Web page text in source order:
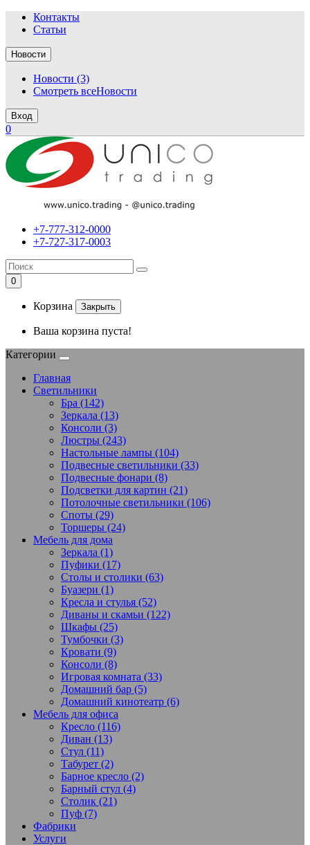
Контакты
Статьи
Новости
Новости (3)
Смотреть всеНовости
Вход
0
+7-777-312-0000
+7-727-317-0003
0
Корзина Закрыть
Ваша корзина пуста!
Категории
Главная
Светильники
Бра (142)
Зеркала (13)
Консоли (3)
Люстры (243)
Настольные лампы (104)
Подвесные светильники (33)
Подвесные фонари (8)
Подсветки для картин (21)
Потолочные светильники (106)
Споты (29)
Торшеры (24)
Мебель для дома
Зеркала (1)
Пуфики (17)
Столы и столики (63)
Буазери (1)
Кресла и стулья (52)
Диваны и скамьи (122)
Шкафы (25)
Тумбочки (3)
Кровати (9)
Консоли (8)
Игровая комната (33)
Домашний бар (5)
Домашний кинотеатр (6)
Мебель для офиса
Кресло (116)
Диван (13)
Стул (11)
Табурет (2)
Барное кресло (2)
Барный стул (4)
Столик (21)
Пуф (7)
Фабрики
Услуги